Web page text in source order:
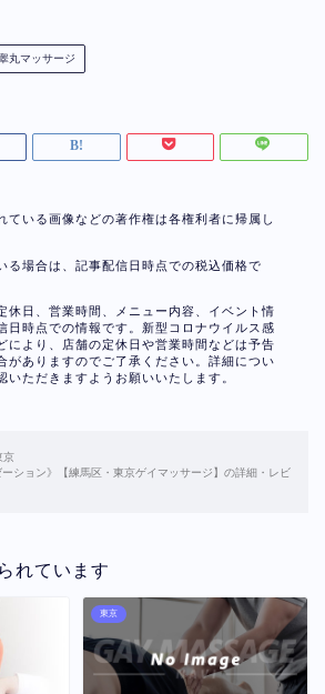
丸マッサージ
ている画像などの著作権は各権利者に帰属し
る場合は、記事配信日時点での税込価格で
休日、営業時間、メニュー内容、イベント情
日時点での情報です。新型コロナウイルス感
により、店舗の定休日や営業時間などは予告
がありますのでご了承ください。詳細につい
いただきますようお願いいたします。
京
ション》【練馬区・東京ゲイマッサージ】の詳細・レビ
れています
東京